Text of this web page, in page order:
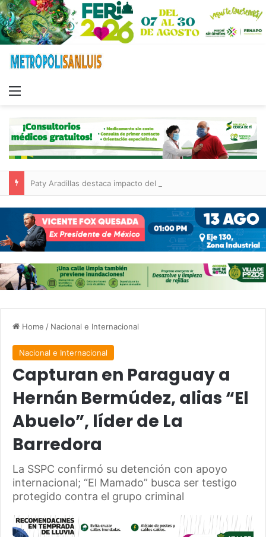
Home / Nacional e Internacional
Nacional e Internacional
Capturan en Paraguay a
Hernán Bermúdez, alias “El
Abuelo”, líder de La
Barredora
La SSPC confirmó su detención con apoyo
internacional; “El Mamado” busca ser testigo
protegido contra el grupo criminal